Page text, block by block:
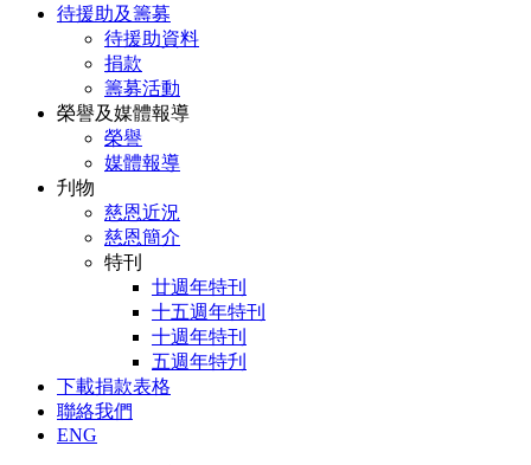
待援助及籌募
待援助資料
捐款
籌募活動
榮譽及媒體報導
榮譽
媒體報導
刋物
慈恩近況
慈恩簡介
特刊
廿週年特刊
十五週年特刊
十週年特刊
五週年特刋
下載捐款表格
聯絡我們
ENG